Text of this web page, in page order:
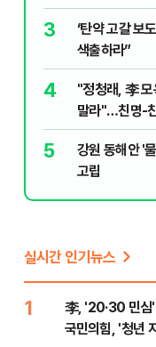
3
‘탄약 고갈 보
색출하라”
4
"정청래, 李
말라"…친명-
격돌
5
강원 동해안 '
고립
실시간 인기뉴스
1
李, '20·30 민
국민의힘, '청년